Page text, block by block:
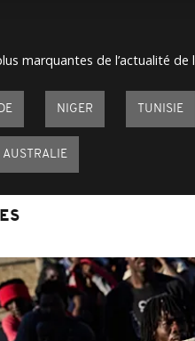
marquantes de l’actualité de
NIGER TUNISIE
AUSTRALIE